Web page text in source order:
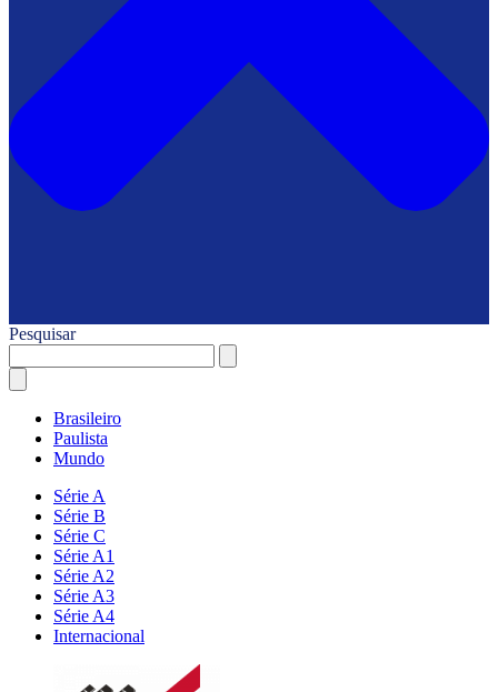
Pesquisar
Brasileiro
Paulista
Mundo
Série A
Série B
Série C
Série A1
Série A2
Série A3
Série A4
Internacional